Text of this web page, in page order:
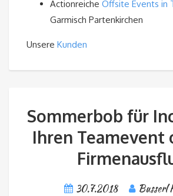
Actionreiche Offsite Events in
Garmisch Partenkirchen
Unsere Kunden
Sommerbob für
Ihren Teamevent
30.7.2018
Busserl